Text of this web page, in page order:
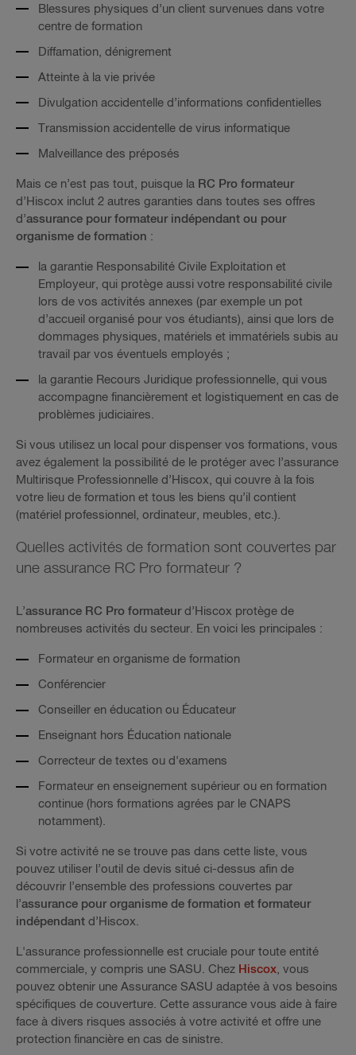
Blessures physiques d’un client survenues dans votre
centre de formation
Diffamation, dénigrement
Atteinte à la vie privée
Divulgation accidentelle d’informations confidentielles
Transmission accidentelle de virus informatique
Malveillance des préposés
Mais ce n’est pas tout, puisque la RC Pro formateur
d’Hiscox inclut 2 autres garanties dans toutes ses offres
d’assurance pour formateur indépendant ou pour
organisme de formation :
la garantie Responsabilité Civile Exploitation et
Employeur, qui protège aussi votre responsabilité civile
lors de vos activités annexes (par exemple un pot
d’accueil organisé pour vos étudiants), ainsi que lors de
dommages physiques, matériels et immatériels subis au
travail par vos éventuels employés ;
la garantie Recours Juridique professionnelle, qui vous
accompagne financièrement et logistiquement en cas de
problèmes judiciaires.
Si vous utilisez un local pour dispenser vos formations, vous
avez également la possibilité de le protéger avec l’assurance
Multirisque Professionnelle d’Hiscox, qui couvre à la fois
votre lieu de formation et tous les biens qu’il contient
(matériel professionnel, ordinateur, meubles, etc.).
Quelles activités de formation sont couvertes par
une assurance RC Pro formateur ?
L’assurance RC Pro formateurd’Hiscox protège de
nombreuses activités du secteur. En voici les principales :
Formateur en organisme de formation
Conférencier
Conseiller en éducation ou Éducateur
Enseignant hors Éducation nationale
Correcteur de textes ou d'examens
Formateur en enseignement supérieur ou en formation
continue (hors formations agrées par le CNAPS
notamment).
Si votre activité ne se trouve pas dans cette liste, vous
pouvez utiliser l’outil de devis situé ci-dessus afin de
découvrir l’ensemble des professions couvertes par
l’assurance pour organisme de formation et formateur
indépendant d’Hiscox.
L'assurance professionnelle est cruciale pour toute entité
commerciale, y compris une SASU. Chez Hiscox, vous
pouvez obtenir une Assurance SASU adaptée à vos besoins
spécifiques de couverture. Cette assurance vous aide à faire
face à divers risques associés à votre activité et offre une
protection financière en cas de sinistre.